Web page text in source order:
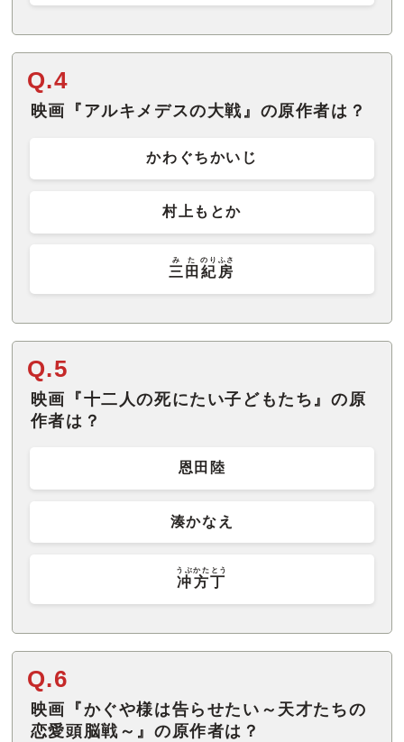
Q.4
映画『アルキメデスの大戦』の原作者は？
かわぐちかいじ
村上もとか
三田
みた
紀房
のりふさ
Q.5
映画『十二人の死にたい子どもたち』の原
作者は？
恩田陸
湊かなえ
冲方丁
うぶかたとう
Q.6
映画『かぐや様は告らせたい～天才たちの
恋愛頭脳戦～』の原作者は？